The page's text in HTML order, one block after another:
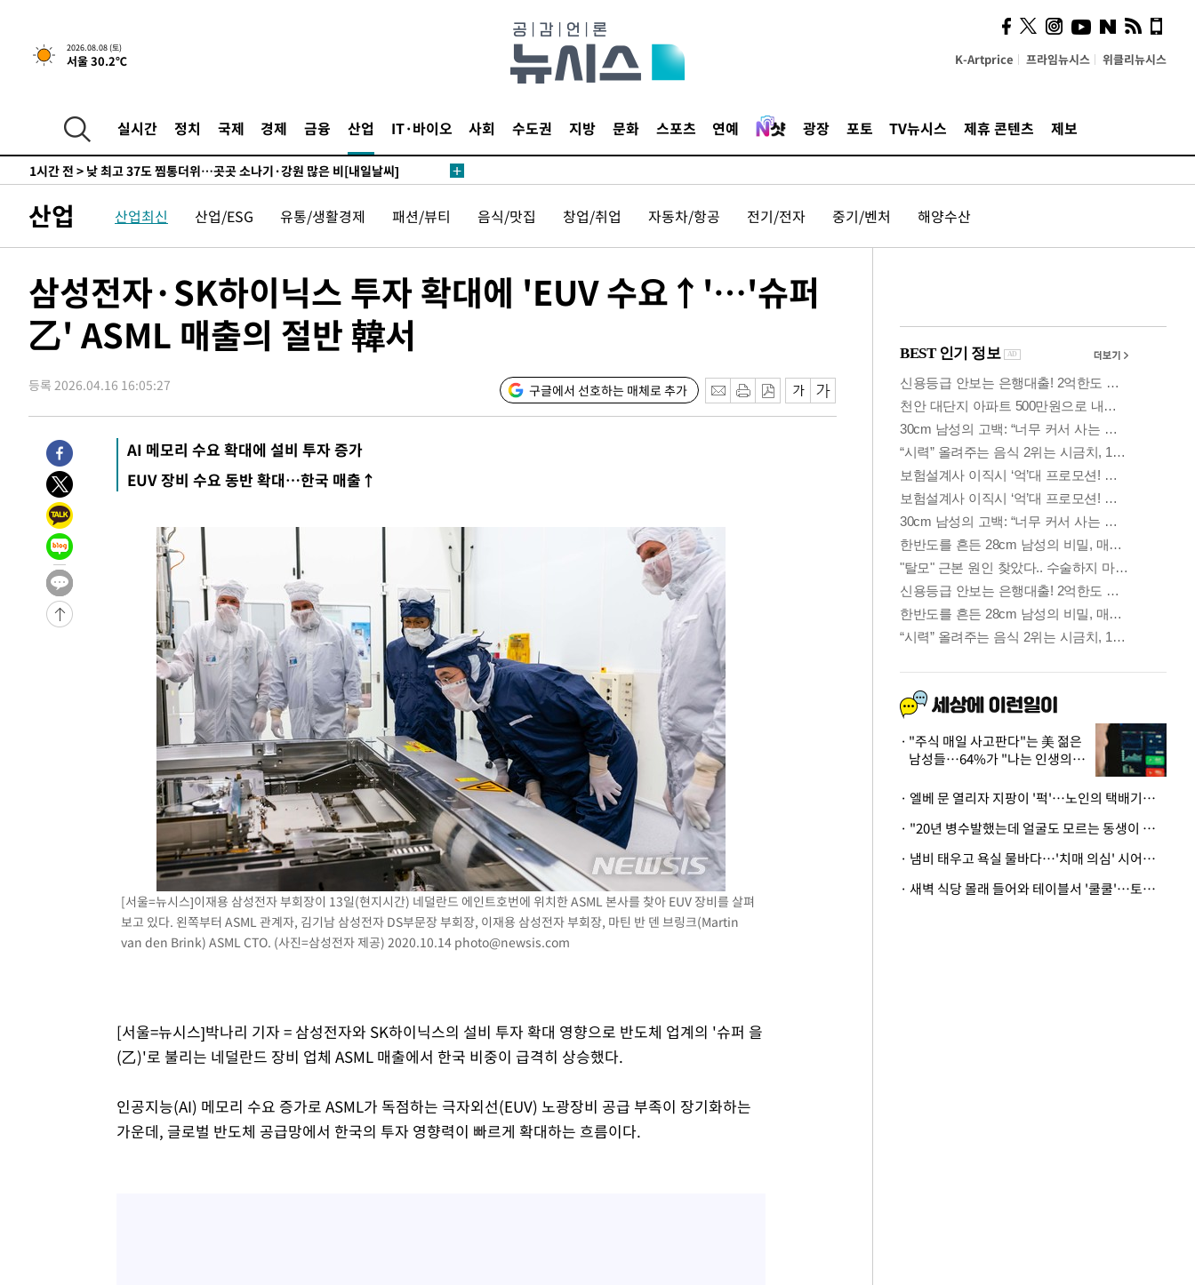
2026.08.08 (토)
서울 30.2℃ K-Artprice 프라임뉴시스 위클리뉴시스
실시간 정치 국제 경제 금융 산업 IT·바이오 사회 수도권 지방 문화 스포츠 연예 광장 포토 TV뉴시스 제휴 콘텐츠 제보
↓-7524초 전 >[속보]이 대통령 "부동산 공급 기존 사고방식 매달리지 말고 과감히
실천"
-6609초 전 >이란, "오만과 '중앙 단일 루트' 합의…북쪽 인바운드·남쪽 아웃바운
30분 전 >[속보]이 대통령, '호우피해' 안동·의성 관할 4개 면 특별재난지역 선포
[단독]중수청 지원 검사들, 정원 초과 시 낮은 계급 임용…희망지 못 갈 수
도
1시간 전 > 낮 최고 37도 찜통더위…곳곳 소나기·강원 많은 비[내일날씨]
2시간 전 >
여자배구 이재영·이다영 자매, 아제르바이잔 투란VC 입단
2시간 전 >외국인 심판 성 접대 7경기 들여다보니…한국 축구 '5승 2무'
2시간 전 >[속보]코스피, 6200선 약보합…0.60% 내린 6258.77에 마쳐
2시간 전 >
[속보]원·달러 환율, 7.7원 내린 1416.1원 마감
2시간 전 >[속보] 노원서 40.1도 관측…서울, 2018년 이후 첫 40도
3시간 전 >외신들도 주목한 韓축구 파문…"국민적 공분에 수사 재개"
3시간 전 >11시간 압수수색에 성접대 파문까지…'쑥대밭' 된 축구협회
4시간 전 >
[속보]규제합리화위원회 부위원장에 김태유 서울대 공대 교수…이병태
후임
-15094초 전 >
이강인, 폭염 속 AT마드리드 첫 훈련…80명 식사 대접까지(종합)
-12233초 전 >
미 사업체 일자리, 7월에 2.3만개 순감하고 그 전 2개월 10.3만개
하향수정 (2보)
-11681초 전 >
-7544초 전 >
[속보]이 대통령 "부동산 공급 기존 사고방식 매달리지 말고 과감히
실천"
-6629초 전 >
이란, "오만과 '중앙 단일 루트' 합의…북쪽 인바운드·남쪽 아웃바운
드는 임시"
30분 전 >
"낮 기온 소폭 하락"…수도권 폭염중대경보, 폭염경보로 하향
30분 전 >
[속보]이 대통령, '호우피해' 안동·의성 관할 4개 면 특별재난지역 선포
[단독]중수청 지원 검사들, 정원 초과 시 낮은 계급 임용…희망지 못 갈 수
낮 최고 37도 찜통더위…곳곳 소나기·강원 많은 비[내일날씨]
SK하이닉스, 용인·청주 팹에 54조 투자…"AI 메모리 수요 선제 대응"
여자배구 이재영·이다영 자매, 아제르바이잔 투란VC 입단
외국인 심판 성 접대 7경기 들여다보니…한국 축구 '5승 2무'
[속보]코스닥, 2.86포인트(0.36%) 내린 798.81마감
[속보]코스피, 6200선 약보합…0.60% 내린 6258.77에 마쳐
[속보]원·달러 환율, 7.7원 내린 1416.1원 마감
[속보] 노원서 40.1도 관측…서울, 2018년 이후 첫 40도
[속보]종합특검, '계엄 수용공간 확보' 신용해 前교정본부장 기소
외신들도 주목한 韓축구 파문…"국민적 공분에 수사 재개"
11시간 압수수색에 성접대 파문까지…'쑥대밭' 된 축구협회
[속보]규제합리화위원회 부위원장에 김태유 서울대 공대 교수…이병태
산업 산업최신 산업/ESG 유통/생활경제 패션/뷰티 음식/맛집 창업/취업 자동차/항공 전기/전자 중기/벤처 해양수산
삼성전자·SK하이닉스 투자 확대에 'EUV 수요↑'…'슈퍼
乙' ASML 매출의 절반 韓서
등록 2026.04.16 16:05:27 구글에서 선호하는 매체로 추가
AI 메모리 수요 확대에 설비 투자 증가
EUV 장비 수요 동반 확대…한국 매출↑
[서울=뉴시스]이재용 삼성전자 부회장이 13일(현지시간) 네덜란드 에인트호번에 위치한 ASML 본사를 찾아 EUV 장비를 살펴
보고 있다. 왼쪽부터 ASML 관계자, 김기남 삼성전자 DS부문장 부회장, 이재용 삼성전자 부회장, 마틴 반 덴 브링크(Martin
van den Brink) ASML CTO. (사진=삼성전자 제공) 2020.10.14 photo@newsis.com
[서울=뉴시스]박나리 기자 = 삼성전자와 SK하이닉스의 설비 투자 확대 영향으로 반도체 업계의 '슈퍼 을
(乙)'로 불리는 네덜란드 장비 업체 ASML 매출에서 한국 비중이 급격히 상승했다.
인공지능(AI) 메모리 수요 증가로 ASML가 독점하는 극자외선(EUV) 노광장비 공급 부족이 장기화하는
가운데, 글로벌 반도체 공급망에서 한국의 투자 영향력이 빠르게 확대하는 흐름이다.
시, 스마트폰 액세서리에
NFC 더했다
"주식 매일 사고판다"는 美 젊은
남성들…64%가 "나는 인생의
· 엘베 문 열리자 지팡이 '퍽'…노인의 택배기사 폭행 이유
· "20년 병수발했는데 얼굴도 모르는 동생이 유산 절반을"…배다른 형제 상속권 있을까
· 냄비 태우고 욕실 물바다…'치매 의심' 시어머니 검사 권유했다가 '날벼락'
· 새벽 식당 몰래 들어와 테이블서 '쿨쿨'…토사물 남기고 사라진 남성